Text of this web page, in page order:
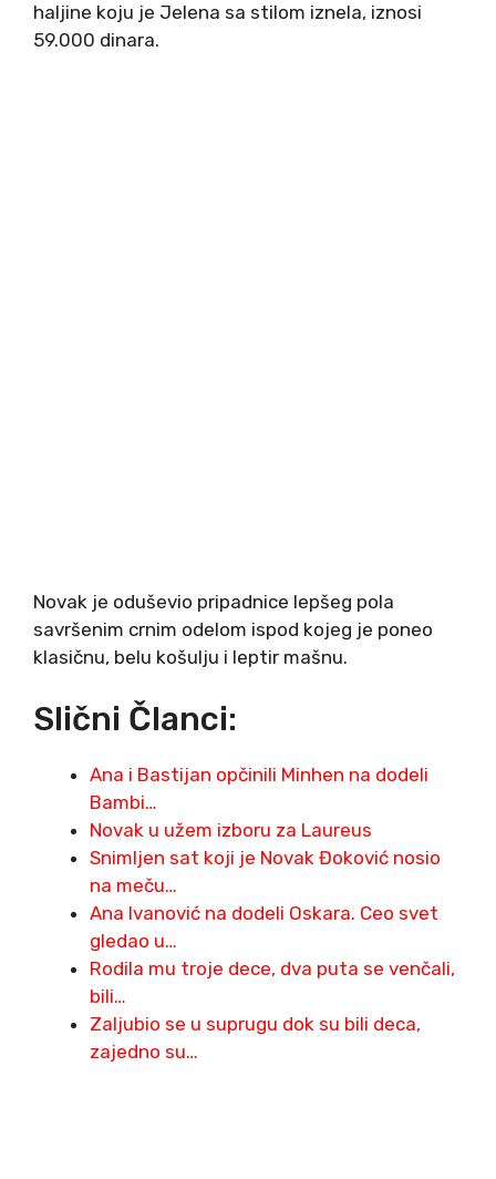
haljine koju je Jelena sa stilom iznela, iznosi
59.000 dinara.
Novak je oduševio pripadnice lepšeg pola
savršenim crnim odelom ispod kojeg je poneo
klasičnu, belu košulju i leptir mašnu.
Slični Članci:
Ana i Bastijan opčinili Minhen na dodeli
Bambi…
Novak u užem izboru za Laureus
Snimljen sat koji je Novak Đoković nosio
na meču…
Ana Ivanović na dodeli Oskara. Ceo svet
gledao u…
Rodila mu troje dece, dva puta se venčali,
bili…
Zaljubio se u suprugu dok su bili deca,
zajedno su…